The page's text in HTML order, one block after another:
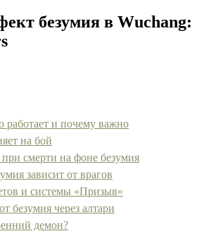
безумия в Wuchang:
работает и почему важно
на бой
смерти на фоне безумия
зависит от врагов
и системы «Призыв»
безумия через алтари
демон?